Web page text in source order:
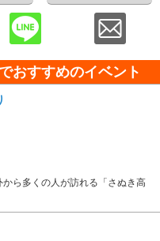
おすすめのイベント
ら多くの人が訪れる「さぬき高